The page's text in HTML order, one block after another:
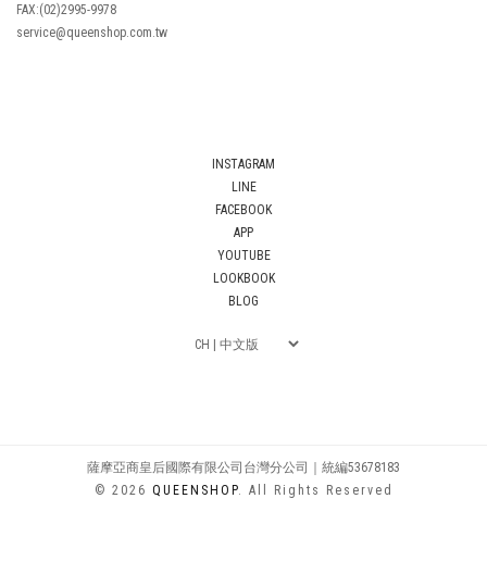
FAX:(02)2995-9978
service@queenshop.com.tw
INSTAGRAM
LINE
FACEBOOK
APP
YOUTUBE
LOOKBOOK
BLOG
薩摩亞商皇后國際有限公司台灣分公司｜統編53678183
© 2026 QUEENSHOP. All Rights Reserved